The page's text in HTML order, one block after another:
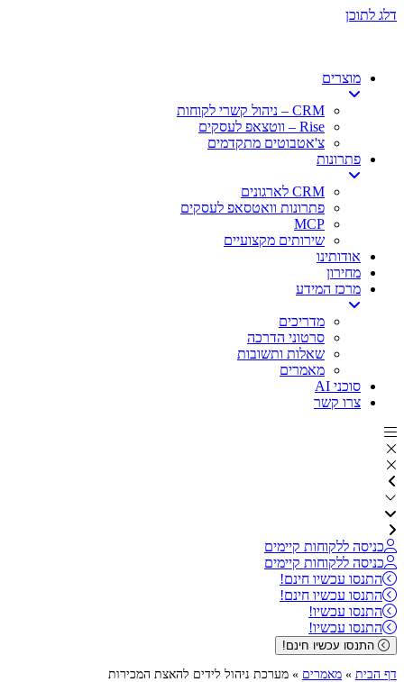
דלג לתוכן
מוצרים
CRM – ניהול קשרי לקוחות
Rise – ווטצאפ לעסקים
צ'אטבוטים מתקדמים
פתרונות
CRM לארגונים
פתרונות וואטסאפ לעסקים
MCP
שירותים מקצועיים
אודותינו
מחירון
מרכז המידע
מדריכים
סרטוני הדרכה
שאלות ותשובות
מאמרים
סוכני AI
צרו קשר
כניסה ללקוחות קיימים
כניסה ללקוחות קיימים
התנסו עכשיו חינם!
התנסו עכשיו חינם!
התנסו עכשיו!
התנסו עכשיו!
התנסו עכשיו חינם!
דף הבית » מאמרים » מערכת ניהול לידים להאצת המכירות